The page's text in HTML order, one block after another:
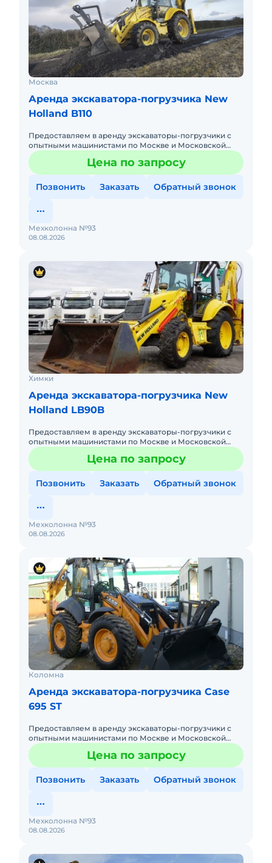
Москва
Аренда экскаватора-погрузчика New
Holland B110
Предоставляем в аренду экскаваторы-погрузчики с
опытными машинистами по Москве и Московской
области. Любой вид аренды. Долгосрочный,
краткосрочный (почасовой, п
Цена по запросу
Позвонить Заказать Обратный звонок
08.08.2026
Мехколонна №93
Химки
Аренда экскаватора-погрузчика New
Holland LB90B
Предоставляем в аренду экскаваторы-погрузчики с
опытными машинистами по Москве и Московской
области. Любой вид аренды. Долгосрочный,
краткосрочный (почасовой, п
Цена по запросу
Позвонить Заказать Обратный звонок
08.08.2026
Мехколонна №93
Коломна
Аренда экскаватора-погрузчика Case
695 ST
Предоставляем в аренду экскаваторы-погрузчики с
опытными машинистами по Москве и Московской
области. Любой вид аренды. Долгосрочный,
краткосрочный (почасовой, п
Цена по запросу
Позвонить Заказать Обратный звонок
08.08.2026
Мехколонна №93